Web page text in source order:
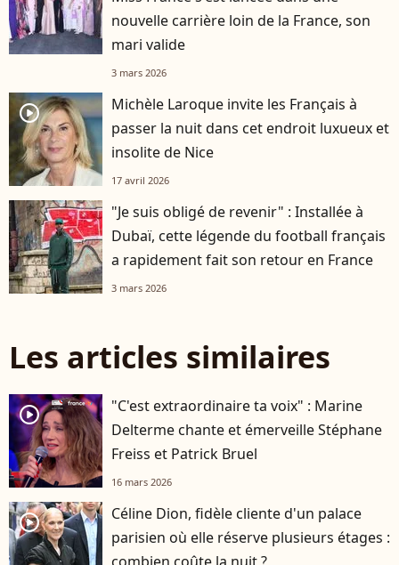
nouvelle carrière loin de la France, son
mari valide
3 mars 2026
player2
Michèle Laroque invite les Français à
passer la nuit dans cet endroit luxueux et
insolite de Nice
17 avril 2026
"Je suis obligé de revenir" : Installée à
Dubaï, cette légende du football français
a rapidement fait son retour en France
3 mars 2026
Les articles similaires
player2
"C'est extraordinaire ta voix" : Marine
Delterme chante et émerveille Stéphane
Freiss et Patrick Bruel
16 mars 2026
player2
Céline Dion, fidèle cliente d'un palace
parisien où elle réserve plusieurs étages :